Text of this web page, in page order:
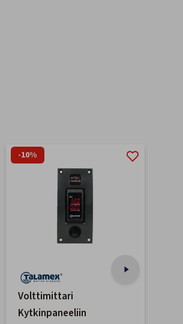
-10%
Volttimittari
Kytkinpaneeliin